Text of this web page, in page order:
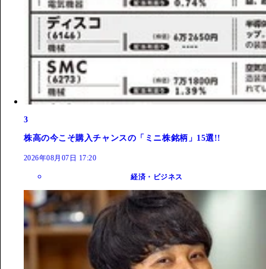
3
株高の今こそ購入チャンスの「ミニ株銘柄」15選!!
2026年08月07日 17:20
経済・ビジネス